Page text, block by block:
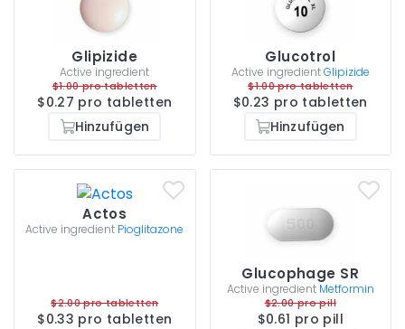
Glipizide
Active ingredient
$1.00 pro tabletten
$0.27 pro tabletten
Hinzufügen
Glucotrol
Active ingredientGlipizide
$1.00 pro tabletten
$0.23 pro tabletten
Hinzufügen
Actos
Active ingredient Pioglitazone
$2.00 pro tabletten
$0.33 pro tabletten
Glucophage SR
Active ingredient Metformin
$2.00 pro pill
$0.61 pro pill